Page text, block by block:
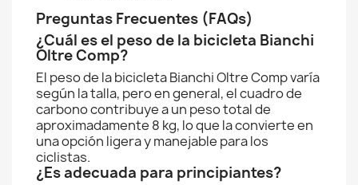
Preguntas Frecuentes (FAQs)
¿Cuál es el peso de la bicicleta Bianchi
Oltre Comp?
El peso de la bicicleta Bianchi Oltre Comp varía
según la talla, pero en general, el cuadro de
carbono contribuye a un peso total de
aproximadamente 8 kg, lo que la convierte en
una opción ligera y manejable para los
ciclistas.
¿Es adecuada para principiantes?